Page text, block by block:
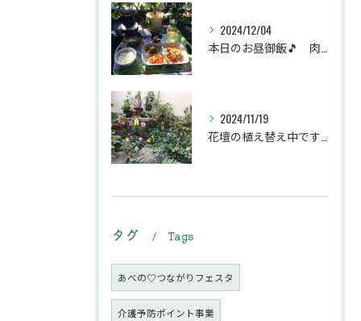
2024/12/04
2024/11/19
タグ Tags
あべの♡つながりフェスタ
介護予防ポイント事業